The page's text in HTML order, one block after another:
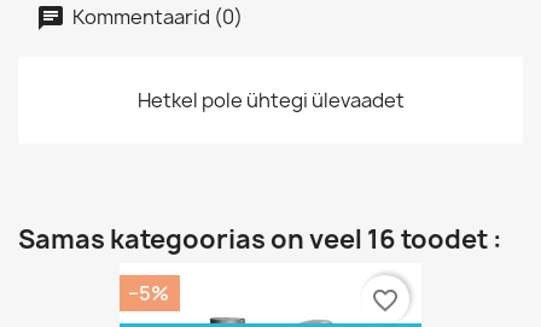
Kommentaarid (0)
Hetkel pole ühtegi ülevaadet
Samas kategoorias on veel 16 toodet :
−5%
favorite_border